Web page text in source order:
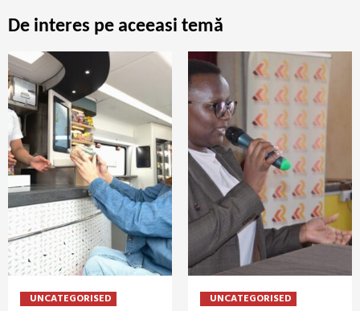
De interes pe aceeasi temă
UNCATEGORISED UNCATEGORISED